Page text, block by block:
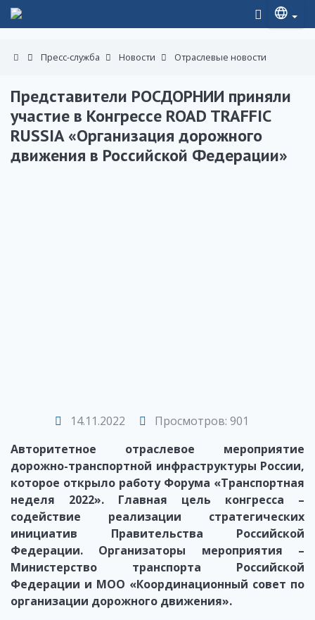
Пресс-служба Новости Отраслевые новости
Представители РОСДОРНИИ приняли
участие в Конгрессе ROAD TRAFFIC
RUSSIA «Организация дорожного
движения в Российской Федерации»
14.11.2022
Просмотров: 901
Авторитетное отраслевое мероприятие
дорожно-транспортной инфраструктуры России,
которое открыло работу Форума «Транспортная
неделя 2022». Главная цель конгресса –
содействие реализации стратегических
инициатив Правительства Российской
Федерации. Организаторы мероприятия –
Министерство транспорта Российской
Федерации и МОО «Координационный совет по
организации дорожного движения».